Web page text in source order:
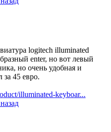
logitech illuminated
enter, но вот левый
но очень удобная и
за 45 евро.
illuminated-keyboar...